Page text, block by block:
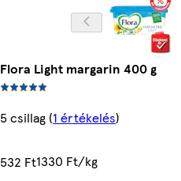
Flora Light margarin 400 g
5 csillag (1 értékelés)
532 Ft1330 Ft/kg